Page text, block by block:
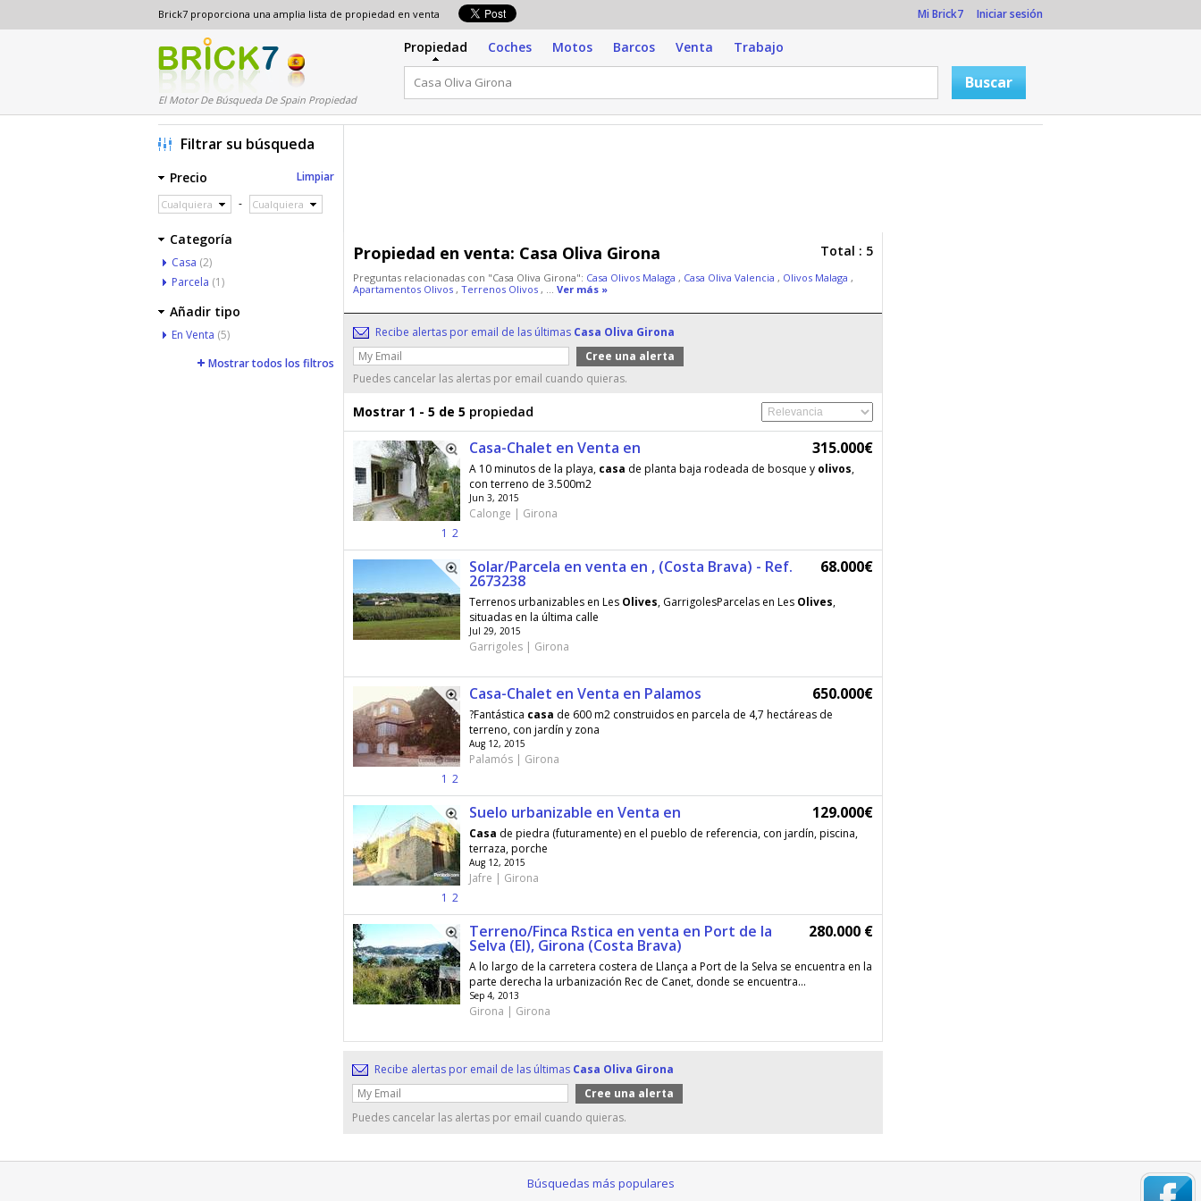
Brick7 proporciona una amplia lista de propiedad en venta Mi Brick7 Iniciar sesión
El Motor De Búsqueda De Spain Propiedad
Propiedad Coches Motos Barcos Venta Trabajo
Propiedad en venta: Casa Oliva Girona Total : 5
Preguntas relacionadas con "Casa Oliva Girona": Casa Olivos Malaga , Casa Oliva Valencia , Olivos Malaga ,
Apartamentos Olivos , Terrenos Olivos , ... Ver más »
Recibe alertas por email de las últimas Casa Oliva Girona
Puedes cancelar las alertas por email cuando quieras.
Mostrar 1 - 5 de 5 propiedad
1 2
Casa-Chalet en Venta en 315.000€
A 10 minutos de la playa, casa de planta baja rodeada de bosque y olivos,
con terreno de 3.500m2
Jun 3, 2015
Calonge | Girona
Solar/Parcela en venta en , (Costa Brava) - Ref.
2673238
68.000€
Terrenos urbanizables en Les Olives, GarrigolesParcelas en Les Olives,
situadas en la última calle
Jul 29, 2015
Garrigoles | Girona
1 2
Casa-Chalet en Venta en Palamos 650.000€
?Fantástica casa de 600 m2 construidos en parcela de 4,7 hectáreas de
terreno, con jardín y zona
Aug 12, 2015
Palamós | Girona
1 2
Suelo urbanizable en Venta en 129.000€
Casa de piedra (futuramente) en el pueblo de referencia, con jardín, piscina,
terraza, porche
Aug 12, 2015
Jafre | Girona
Terreno/Finca Rstica en venta en Port de la
Selva (El), Girona (Costa Brava)
280.000 €
A lo largo de la carretera costera de Llança a Port de la Selva se encuentra en la
parte derecha la urbanización Rec de Canet, donde se encuentra...
Sep 4, 2013
Girona | Girona
Recibe alertas por email de las últimas Casa Oliva Girona
Puedes cancelar las alertas por email cuando quieras.
Filtrar su búsqueda
Precio Limpiar
Cualquiera - Cualquiera
Categoría
Casa (2)
Parcela (1)
Añadir tipo
En Venta (5)
Mostrar todos los filtros
Búsquedas más populares